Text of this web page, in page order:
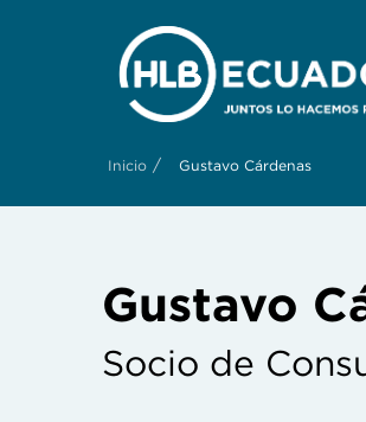
Inicio / Gustavo Cárdenas
Gustavo
Socio de